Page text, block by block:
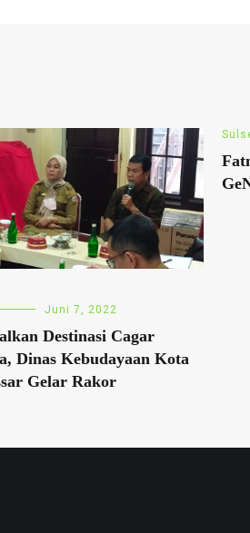
Juni 7, 2022
Destinasi Cagar
Dinas Kebudayaan Kota
Gelar Rakor